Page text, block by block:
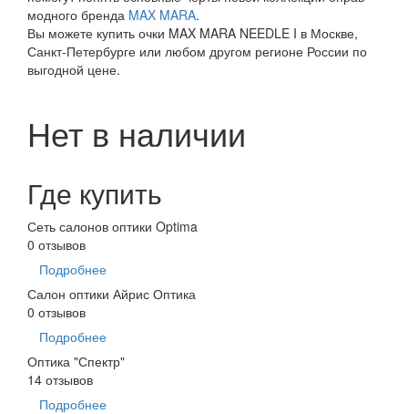
модного бренда MAX MARA.
Вы можете купить очки MAX MARA NEEDLE I в Москве,
Санкт-Петербурге или любом другом регионе России по
выгодной цене.
Нет в наличии
Где купить
Сеть салонов оптики Optima
0 отзывов
Подробнее
Салон оптики Айрис Оптика
0 отзывов
Подробнее
Оптика "Спектр"
14 отзывов
Подробнее